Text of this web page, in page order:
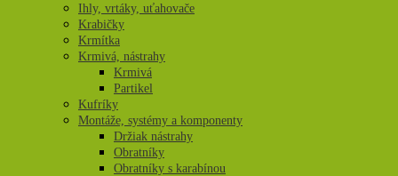
Ihly, vrtáky, uťahovače
Krabičky
Krmítka
Krmivá, nástrahy
Krmivá
Partikel
Kufríky
Montáže, systémy a komponenty
Držiak nástrahy
Obratníky
Obratníky s karabínou